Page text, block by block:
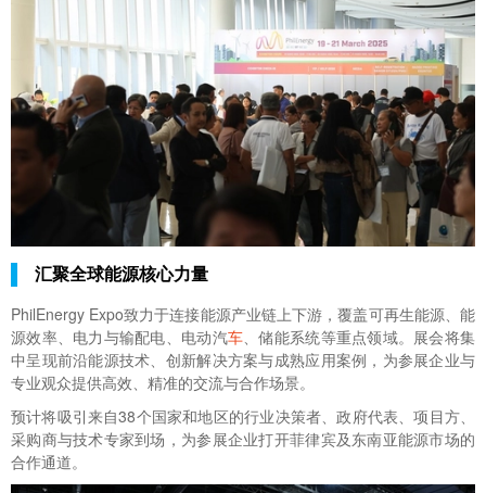
汇聚全球能源核心力量
PhilEnergy Expo致力于连接能源产业链上下游，覆盖可再生能源、能
源效率、电力与输配电、电动汽车、储能系统等重点领域。展会将集
中呈现前沿能源技术、创新解决方案与成熟应用案例，为参展企业与
专业观众提供高效、精准的交流与合作场景。
预计将吸引来自38个国家和地区的行业决策者、政府代表、项目方、
采购商与技术专家到场，为参展企业打开菲律宾及东南亚能源市场的
合作通道。